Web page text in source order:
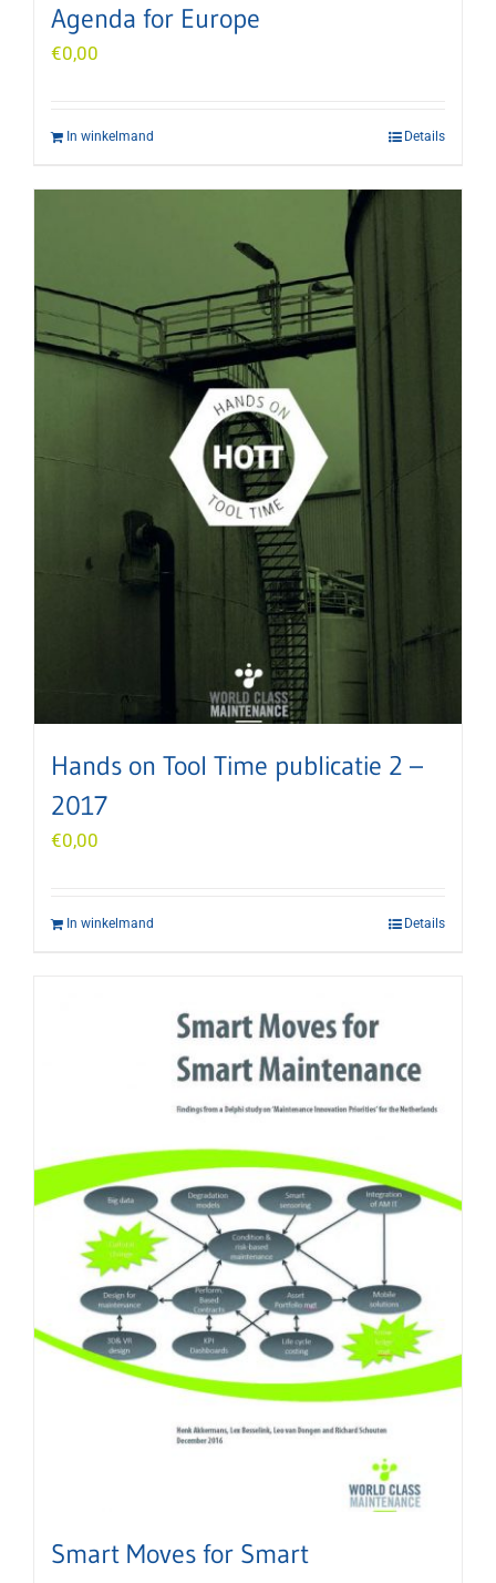
Agenda for Europe
€0,00
In winkelmand Details
Hands on Tool Time publicatie 2 –
2017
€0,00
In winkelmand Details
Smart Moves for Smart